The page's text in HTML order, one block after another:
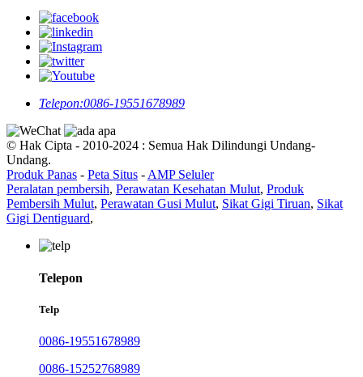
Telepon:0086-19551678989
© Hak Cipta - 2010-2024 : Semua Hak Dilindungi Undang-
Undang.
Produk Panas - Peta Situs - AMP Seluler
Peralatan pembersih, Perawatan Kesehatan Mulut, Produk
Pembersih Mulut, Perawatan Gusi Mulut, Sikat Gigi Tiruan, Sikat
Gigi Dentiguard,
Telepon
Telp
0086-19551678989
0086-15252768989